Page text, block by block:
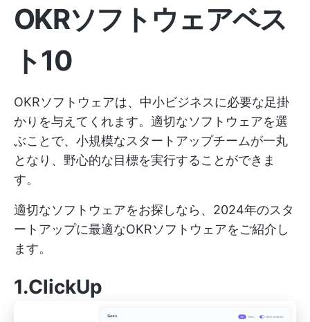
OKRソフトウェアベス
ト10
OKRソフトウェアは、中小ビジネスに必要な足掛
かりを与えてくれます。適切なソフトウェアを選
ぶことで、小規模なスタートアップチームが一丸
となり、野心的な目標を実行することができま
す。
適切なソフトウェアをお探しなら、2024年のスタ
ートアップに最適なOKRソフトウェアをご紹介し
ます。
1.ClickUp